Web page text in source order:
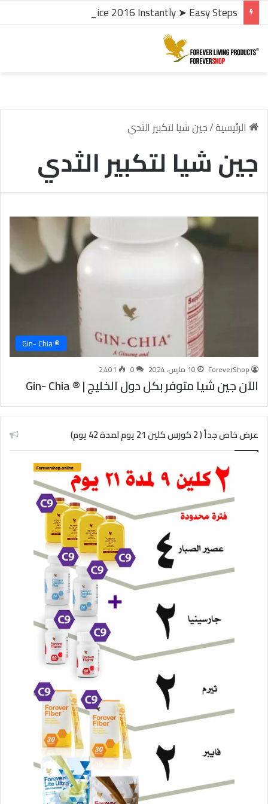
الرئيسية/جين شيا لتكبير الثدي
جين شيا لتكبير الثدي
® Gin- Chia
ForeverShop 10 مارس، 2024 0 2٬401
الآن جين شيا متوفر بكل دول الخليج | ® Gin- Chia
عرض خاص جداً ( 2 كورس كلين 21 يوم لمدة 42 يوم)